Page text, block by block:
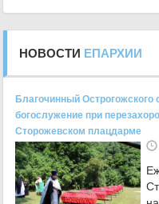
НОВОСТИ ЕПАРХИИ
Благочинный Острогожского
богослужение при
Сторожевском плацдарме